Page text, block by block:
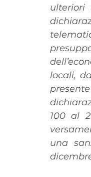
ulteriori
locali,
100 al
una